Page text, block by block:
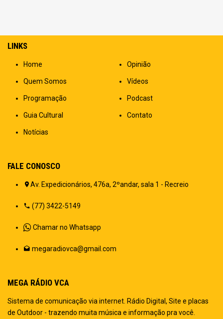
LINKS
Home
Quem Somos
Programação
Guia Cultural
Notícias
Opinião
Vídeos
Podcast
Contato
FALE CONOSCO
Av. Expedicionários, 476a, 2ºandar, sala 1 - Recreio
(77) 3422-5149
Chamar no Whatsapp
megaradiovca@gmail.com
MEGA RÁDIO VCA
Sistema de comunicação via internet. Rádio Digital, Site e placas
de Outdoor - trazendo muita música e informação pra você.